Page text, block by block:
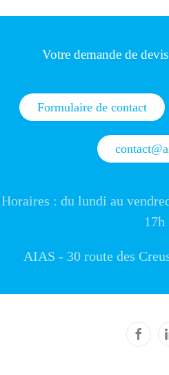
Votre demande de
Formulaire de contact
Horaires : du lundi au
17h
AIAS - 30 route des